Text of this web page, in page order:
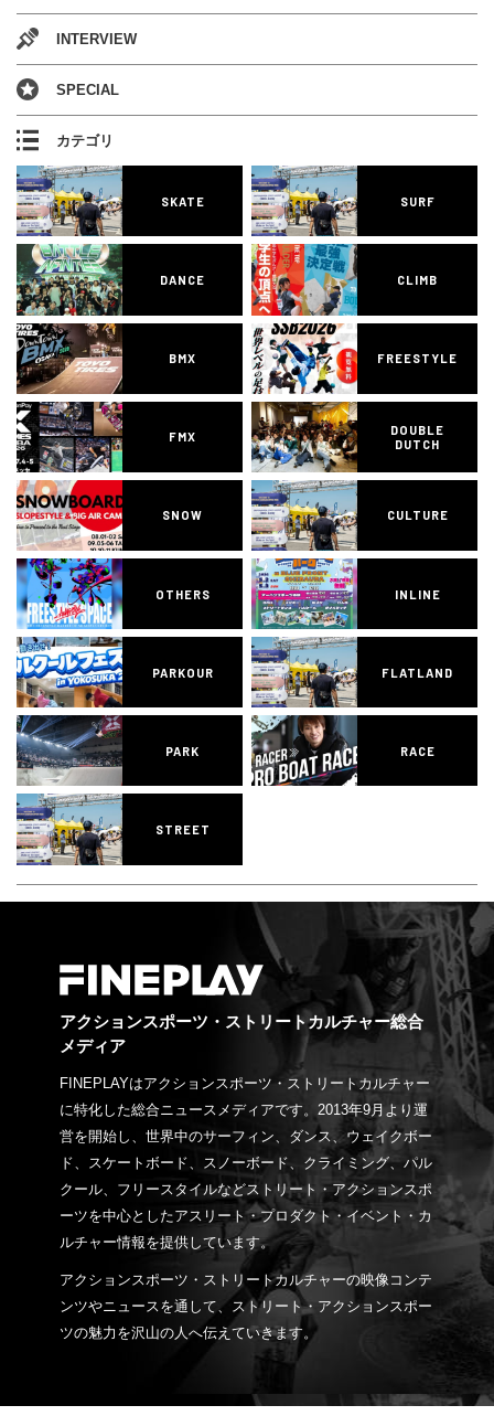
INTERVIEW
SPECIAL
カテゴリ
SKATE SURF
DANCE CLIMB
BMX FREESTYLE
FMX
DOUBLE
DUTCH
SNOW CULTURE
OTHERS INLINE
PARKOUR FLATLAND
PARK RACE
STREET
アクションスポーツ・ストリートカルチャー総合
メディア
FINEPLAYはアクションスポーツ・ストリートカルチャー
に特化した総合ニュースメディアです。2013年9月より運
営を開始し、世界中のサーフィン、ダンス、ウェイクボー
ド、スケートボード、スノーボード、クライミング、パル
クール、フリースタイルなどストリート・アクションスポ
ーツを中心としたアスリート・プロダクト・イベント・カ
ルチャー情報を提供しています。
アクションスポーツ・ストリートカルチャーの映像コンテ
ンツやニュースを通して、ストリート・アクションスポー
ツの魅力を沢山の人へ伝えていきます。